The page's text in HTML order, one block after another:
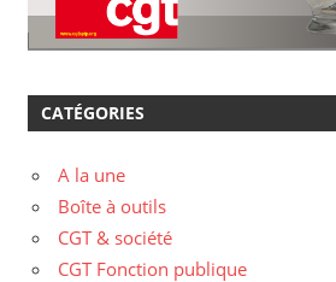
CATÉGORIES
A la une
Boîte à outils
CGT & société
CGT Fonction publique